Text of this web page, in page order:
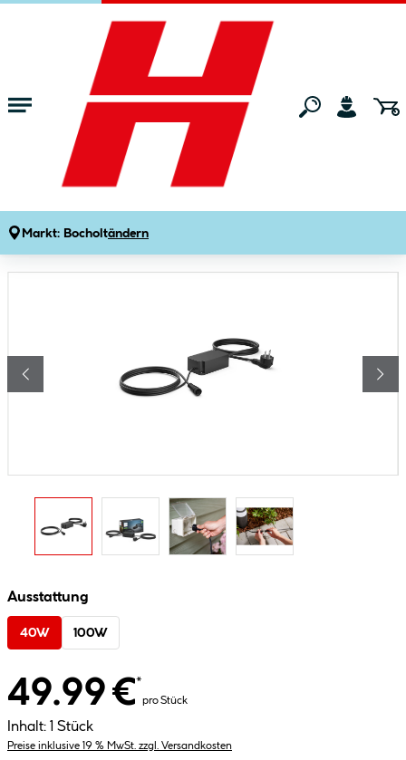
Zum Hauptinhalt springen
Markt: Bocholtändern
Wohnen Smart Home Systeme & Geräte
Philips Hue Netzteil Outdoor 40W
Artikelnummer: 242806
Ausstattung
40W 100W
49.99 €*
pro Stück
Inhalt: 1 Stück
Preise inklusive 19 % MwSt. zzgl. Versandkosten